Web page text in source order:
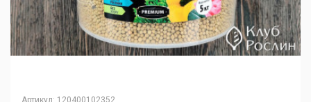
Артикул: 120400102352